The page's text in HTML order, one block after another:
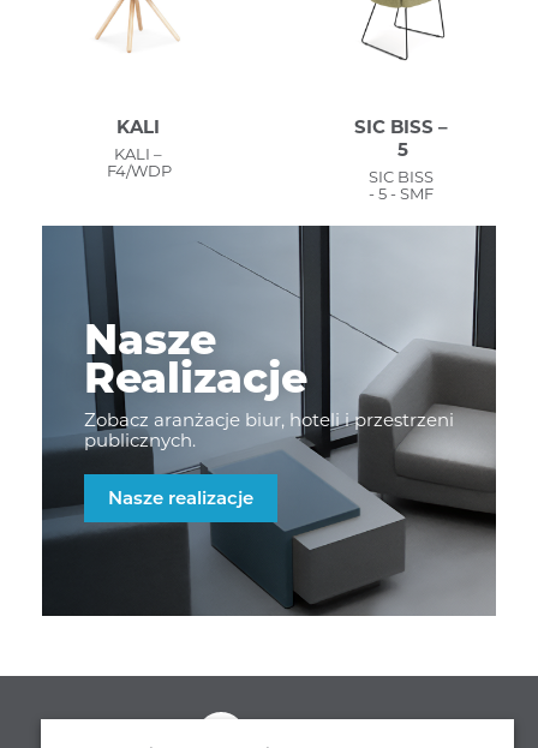
KALI
KALI –
F4/WDP
SIC BISS –
5
SIC BISS
- 5 - SMF
Nasze
Realizacje
Zobacz aranżacje biur, hoteli i przestrzeni
publicznych.
Nasze realizacje